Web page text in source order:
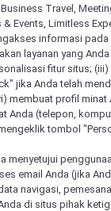
Bed by ibis
Travel,
& Events, Limitless
informasi
layanan yang
fitur situs;
jika Anda telah
membuat profil
Anda (telepon,
tombol
menyetujui
email Anda (jika
navigasi,
di situs pihak